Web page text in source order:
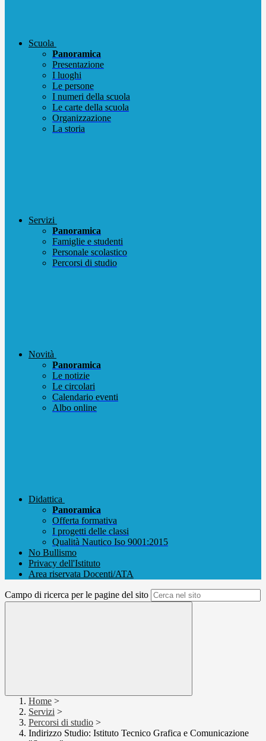
Scuola
Panoramica
Presentazione
I luoghi
Le persone
I numeri della scuola
Le carte della scuola
Organizzazione
La storia
Servizi
Panoramica
Famiglie e studenti
Personale scolastico
Percorsi di studio
Novità
Panoramica
Le notizie
Le circolari
Calendario eventi
Albo online
Didattica
Panoramica
Offerta formativa
I progetti delle classi
Qualità Nautico Iso 9001:2015
No Bullismo
Privacy dell'Istituto
Area riservata Docenti/ATA
Campo di ricerca per le pagine del sito
Home >
Servizi >
Percorsi di studio >
Indirizzo Studio: Istituto Tecnico Grafica e Comunicazione